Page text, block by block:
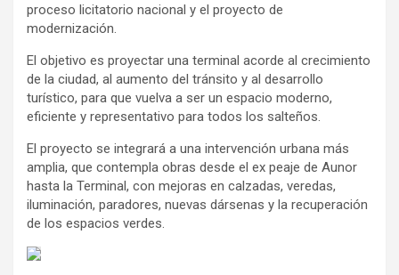
proceso licitatorio nacional y el proyecto de
modernización.
El objetivo es proyectar una terminal acorde al crecimiento
de la ciudad, al aumento del tránsito y al desarrollo
turístico, para que vuelva a ser un espacio moderno,
eficiente y representativo para todos los salteños.
El proyecto se integrará a una intervención urbana más
amplia, que contempla obras desde el ex peaje de Aunor
hasta la Terminal, con mejoras en calzadas, veredas,
iluminación, paradores, nuevas dársenas y la recuperación
de los espacios verdes.